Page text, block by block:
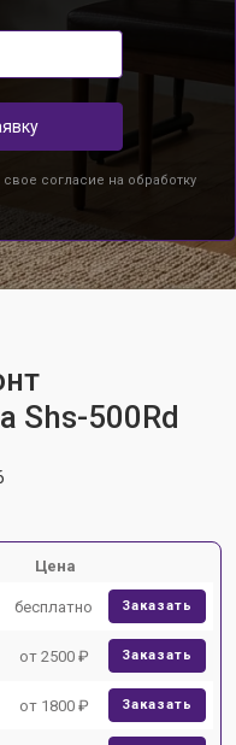
согласие на обработку
Shs-500Rd
Цена
бесплатно Заказать
от 2500 ₽ Заказать
от 1800 ₽ Заказать